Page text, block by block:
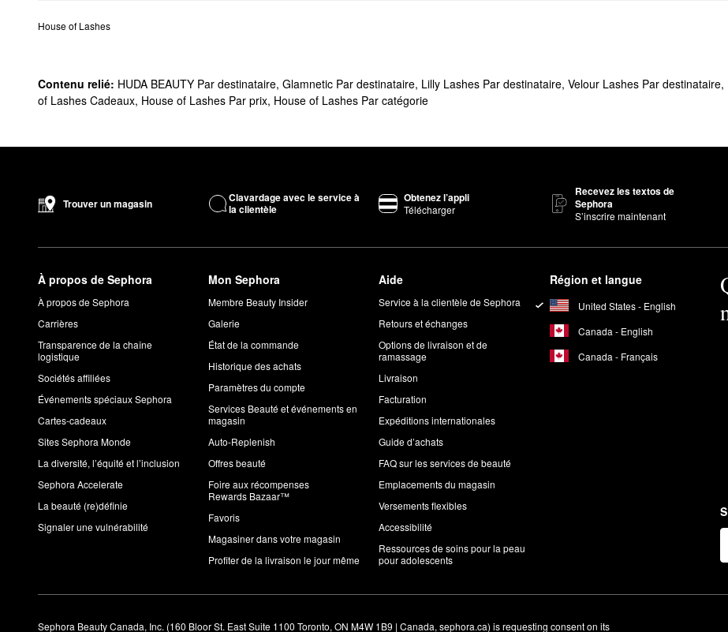
House of Lashes
Contenu relié: HUDA BEAUTY Par destinataire, Glamnetic Par destinataire, Lilly Lashes Par destinataire, Velour Lashes Par destinataire,
of Lashes Cadeaux, House of Lashes Par prix, House of Lashes Par catégorie
Trouver un magasin
Clavardage avec le service à
la clientèle
Obtenez l’appli
Télécharger
Recevez les textos de
Sephora
S’inscrire maintenant
À propos de Sephora
À propos de Sephora
Carrières
Transparence de la chaîne
logistique
Sociétés affiliées
Événements spéciaux Sephora
Cartes-cadeaux
Sites Sephora Monde
La diversité, l’équité et l’inclusion
Sephora Accelerate
La beauté (re)définie
Signaler une vulnérabilité
Mon Sephora
Membre Beauty Insider
Galerie
État de la commande
Historique des achats
Paramètres du compte
Services Beauté et événements en
magasin
Auto-Replenish
Offres beauté
Foire aux récompenses
Rewards Bazaar™
Favoris
Magasiner dans votre magasin
Profiter de la livraison le jour même
Aide
Service à la clientèle de Sephora
Retours et échanges
Options de livraison et de
ramassage
Livraison
Facturation
Expéditions internationales
Guide d’achats
FAQ sur les services de beauté
Emplacements du magasin
Versements flexibles
Accessibilité
Ressources de soins pour la peau
pour adolescents
Région et langue
United States - English
Canada - English
Canada - Français
Sephora Beauty Canada, Inc. (160 Bloor St. East Suite 1100 Toronto, ON M4W 1B9 | Canada, sephora.ca) is requesting consent on its